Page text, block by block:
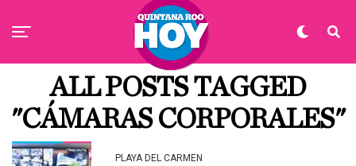
ALL POSTS TAGGED
"CÁMARAS CORPORALES"
PLAYA DEL CARMEN